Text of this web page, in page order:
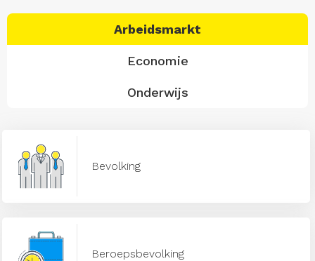
Arbeidsmarkt
Economie
Onderwijs
Bevolking
Beroepsbevolking